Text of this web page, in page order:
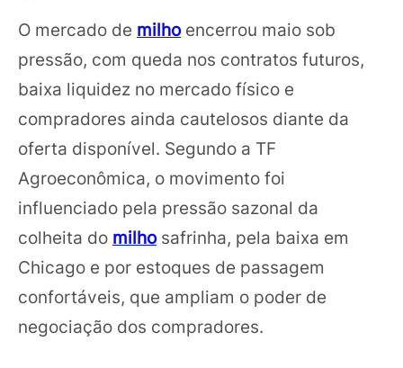
O mercado de milhoencerrou maio sob
pressão, com queda nos contratos futuros,
baixa liquidez no mercado físico e
compradores ainda cautelosos diante da
oferta disponível. Segundo a TF
Agroeconômica, o movimento foi
influenciado pela pressão sazonal da
colheita do milhosafrinha, pela baixa em
Chicago e por estoques de passagem
confortáveis, que ampliam o poder de
negociação dos compradores.